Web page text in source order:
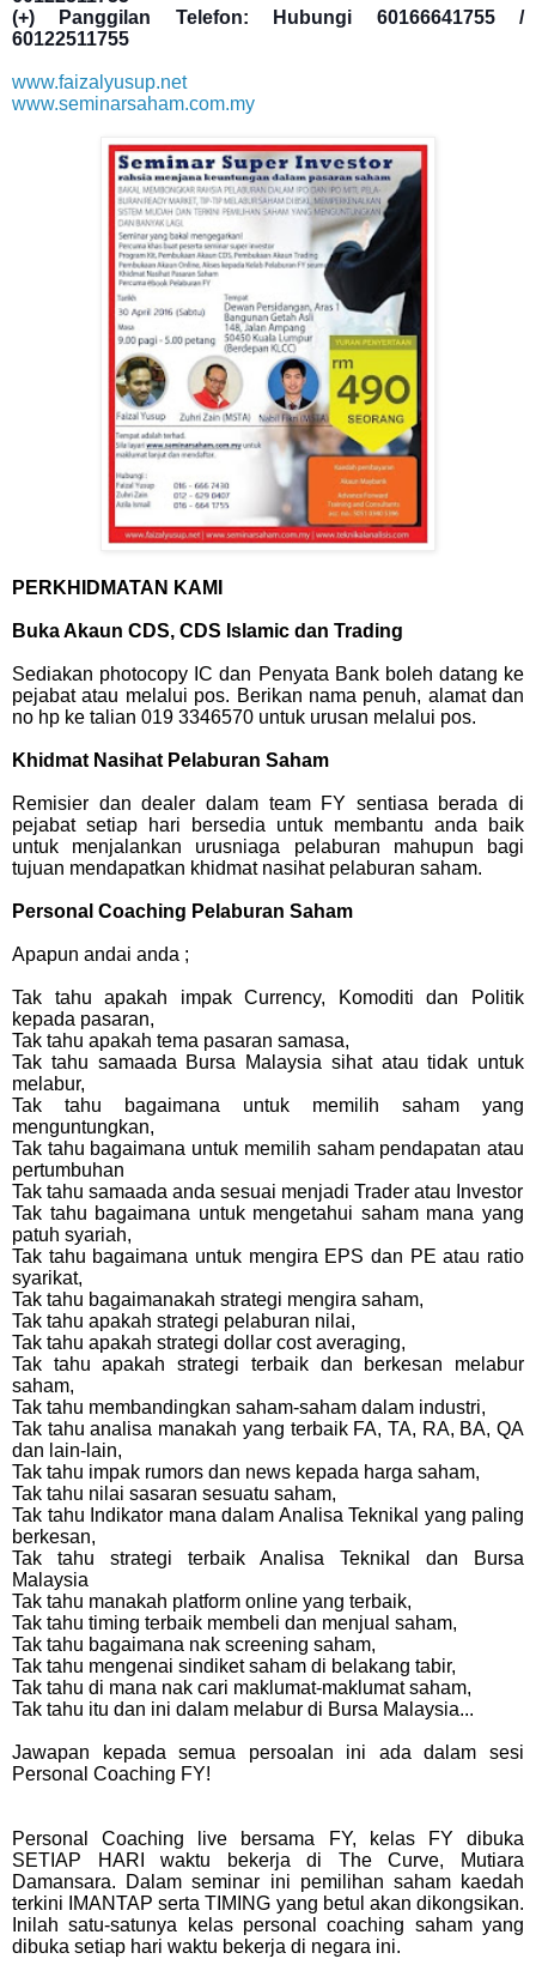
(+) Panggilan Telefon: Hubungi 60166641755 /
60122511755
www.faizalyusup.net
www.seminarsaham.com.my
PERKHIDMATAN KAMI
Buka Akaun CDS, CDS Islamic dan Trading
Sediakan photocopy IC dan Penyata Bank boleh datang ke
pejabat atau melalui pos. Berikan nama penuh, alamat dan
no hp ke talian 019 3346570 untuk urusan melalui pos.
Khidmat Nasihat Pelaburan Saham
Remisier dan dealer dalam team FY sentiasa berada di
pejabat setiap hari bersedia untuk membantu anda baik
untuk menjalankan urusniaga pelaburan mahupun bagi
tujuan mendapatkan khidmat nasihat pelaburan saham.
Personal Coaching Pelaburan Saham
Apapun andai anda ;
Tak tahu apakah impak Currency, Komoditi dan Politik
kepada pasaran,
Tak tahu apakah tema pasaran samasa,
Tak tahu samaada Bursa Malaysia sihat atau tidak untuk
melabur,
Tak tahu bagaimana untuk memilih saham yang
menguntungkan,
Tak tahu bagaimana untuk memilih saham pendapatan atau
pertumbuhan
Tak tahu samaada anda sesuai menjadi Trader atau Investor
Tak tahu bagaimana untuk mengetahui saham mana yang
patuh syariah,
Tak tahu bagaimana untuk mengira EPS dan PE atau ratio
syarikat,
Tak tahu bagaimanakah strategi mengira saham,
Tak tahu apakah strategi pelaburan nilai,
Tak tahu apakah strategi dollar cost averaging,
Tak tahu apakah strategi terbaik dan berkesan melabur
saham,
Tak tahu membandingkan saham-saham dalam industri,
Tak tahu analisa manakah yang terbaik FA, TA, RA, BA, QA
dan lain-lain,
Tak tahu impak rumors dan news kepada harga saham,
Tak tahu nilai sasaran sesuatu saham,
Tak tahu Indikator mana dalam Analisa Teknikal yang paling
berkesan,
Tak tahu strategi terbaik Analisa Teknikal dan Bursa
Malaysia
Tak tahu manakah platform online yang terbaik,
Tak tahu timing terbaik membeli dan menjual saham,
Tak tahu bagaimana nak screening saham,
Tak tahu mengenai sindiket saham di belakang tabir,
Tak tahu di mana nak cari maklumat-maklumat saham,
Tak tahu itu dan ini dalam melabur di Bursa Malaysia...
Jawapan kepada semua persoalan ini ada dalam sesi
Personal Coaching FY!
Personal Coaching live bersama FY, kelas FY dibuka
SETIAP HARI waktu bekerja di The Curve, Mutiara
Damansara. Dalam seminar ini pemilihan saham kaedah
terkini IMANTAP serta TIMING yang betul akan dikongsikan.
Inilah satu-satunya kelas personal coaching saham yang
dibuka setiap hari waktu bekerja di negara ini.